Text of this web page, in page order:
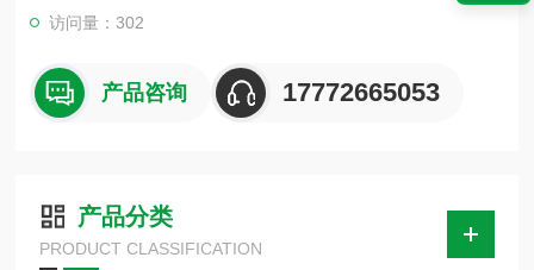
经过沥青漆侵泡和防水加工，具有防虫蛀、不吸、防震、保温、
访问量：302
产品咨询 17772665053
产品分类
PRODUCT CLASSIFICATION